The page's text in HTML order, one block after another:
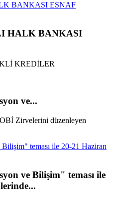
BANKASI ESNAF
HALK BANKASI
KREDİLER
ve...
Zirvelerini düzenleyen
teması ile 20-21 Haziran
ve Bilişim" teması ile